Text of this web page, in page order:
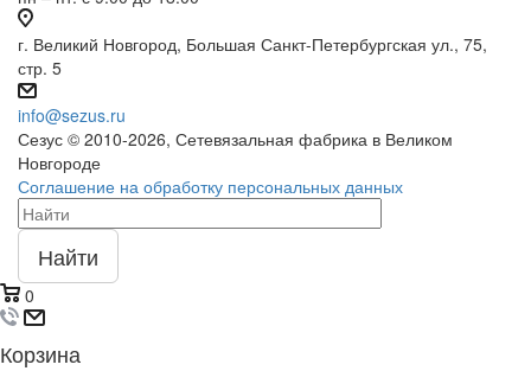
г. Великий Новгород, Большая Санкт-Петербургская ул., 75,
стр. 5
info@sezus.ru
Сезус © 2010-2026, Сетевязальная фабрика в Великом
Новгороде
Соглашение на обработку персональных данных
Найти
0
Корзина